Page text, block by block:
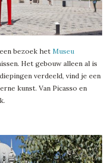
bezoek het Museu
Het gebouw alleen al is
verdeeld, vind je een
kunst. Van Picasso en